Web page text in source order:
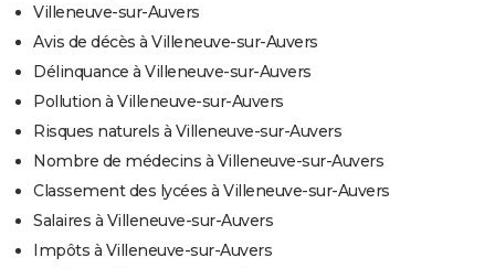
Villeneuve-sur-Auvers
Avis de décès à Villeneuve-sur-Auvers
Délinquance à Villeneuve-sur-Auvers
Pollution à Villeneuve-sur-Auvers
Risques naturels à Villeneuve-sur-Auvers
Nombre de médecins à Villeneuve-sur-Auvers
Classement des lycées à Villeneuve-sur-Auvers
Salaires à Villeneuve-sur-Auvers
Impôts à Villeneuve-sur-Auvers